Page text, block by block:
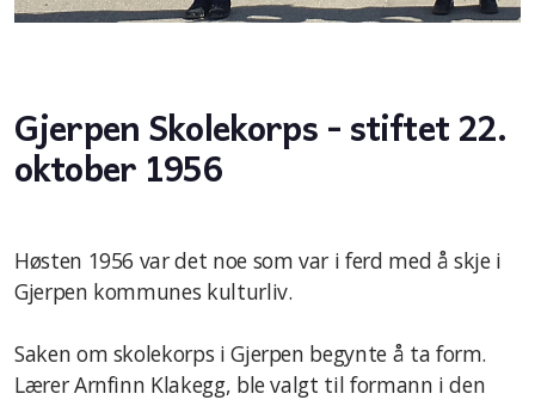
Gjerpen Skolekorps - stiftet 22.
oktober 1956
Høsten 1956 var det noe som var i ferd med å skje i
Gjerpen kommunes kulturliv.
Saken om skolekorps i Gjerpen begynte å ta form.
Lærer Arnfinn Klakegg, ble valgt til formann i den